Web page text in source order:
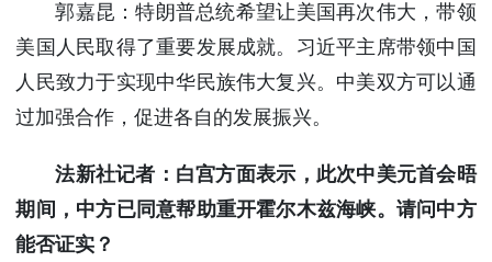
郭嘉昆：特朗普总统希望让美国再次伟大，带领
美国人民取得了重要发展成就。习近平主席带领中国
人民致力于实现中华民族伟大复兴。中美双方可以通
过加强合作，促进各自的发展振兴。
法新社记者：白宫方面表示，此次中美元首会晤
期间，中方已同意帮助重开霍尔木兹海峡。请问中方
能否证实？